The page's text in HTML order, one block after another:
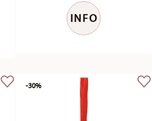
INFO
-30%